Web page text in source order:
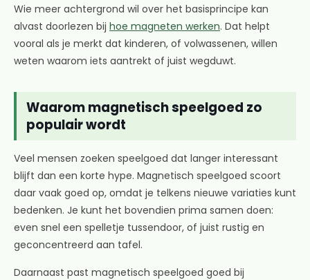
Wie meer achtergrond wil over het basisprincipe kan
alvast doorlezen bij hoe magneten werken. Dat helpt
vooral als je merkt dat kinderen, of volwassenen, willen
weten waarom iets aantrekt of juist wegduwt.
Waarom magnetisch speelgoed zo
populair wordt
Veel mensen zoeken speelgoed dat langer interessant
blijft dan een korte hype. Magnetisch speelgoed scoort
daar vaak goed op, omdat je telkens nieuwe variaties kunt
bedenken. Je kunt het bovendien prima samen doen:
even snel een spelletje tussendoor, of juist rustig en
geconcentreerd aan tafel.
Daarnaast past magnetisch speelgoed goed bij